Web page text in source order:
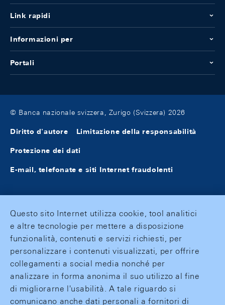
Link rapidi
Informazioni per
Portali
© Banca nazionale svizzera, Zurigo (Svizzera) 2026
Diritto d'autore Limitazione della responsabilità
Protezione dei dati
E-mail, telefonate e siti Internet fraudolenti
Questo sito Internet utilizza cookie, tool analitici
e altre tecnologie per mettere a disposizione
funzionalità, contenuti e servizi richiesti, per
personalizzare i contenuti visualizzati, per offrire
collegamenti a social media nonché per
analizzare in forma anonima il suo utilizzo al fine
di migliorarne l'usabilità. A tale riguardo si
comunicano anche dati personali a fornitori di